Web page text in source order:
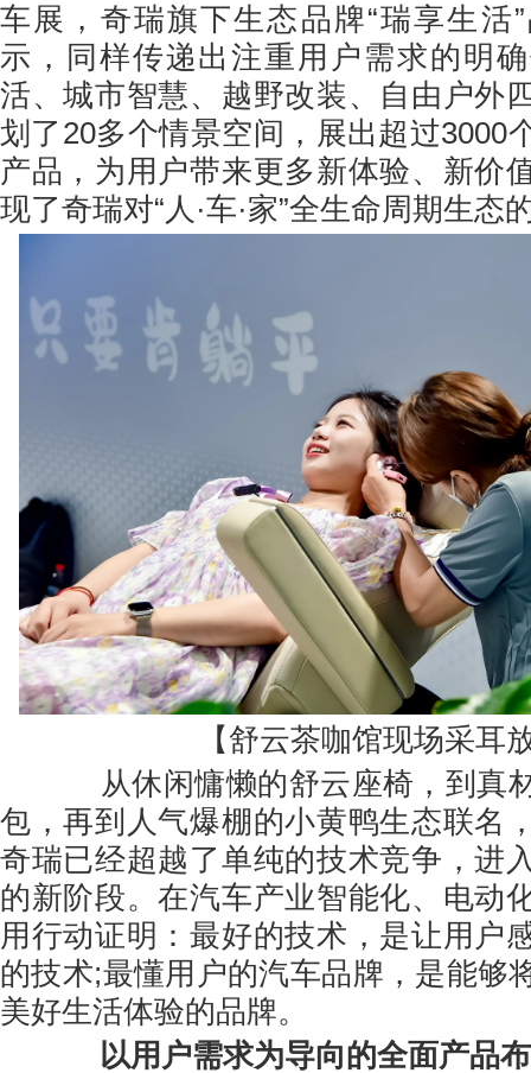
车展，奇瑞旗下生态品牌“瑞享生活
示，同样传递出注重用户需求的明
活、城市智慧、越野改装、自由户外
划了20多个情景空间，展出超过3000
产品，为用户带来更多新体验、新价
现了奇瑞对“人·车·家”全生命周期生态
【舒云茶咖馆现场采耳
从休闲慵懒的舒云座椅，到真
包，再到人气爆棚的小黄鸭生态联名
奇瑞已经超越了单纯的技术竞争，进
的新阶段。在汽车产业智能化、电动
用行动证明：最好的技术，是让用户
的技术;最懂用户的汽车品牌，是能够
美好生活体验的品牌。
以用户需求为导向的全面产品